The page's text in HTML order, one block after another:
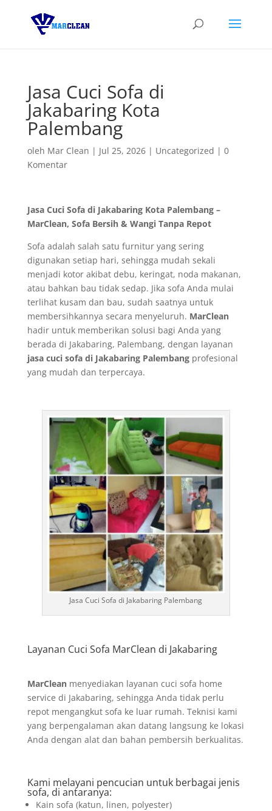
Jasa Cuci Sofa di
Jakabaring Kota
Palembang
oleh Mar Clean | Jul 25, 2026| Uncategorized | 0
Komentar
Jasa Cuci Sofa di Jakabaring Kota Palembang –
MarClean, Sofa Bersih & Wangi Tanpa Repot
Sofa adalah salah satu furnitur yang sering
digunakan setiap hari, sehingga mudah sekali
menjadi kotor akibat debu, keringat, noda makanan,
atau bahkan bau tidak sedap. Jika sofa Anda mulai
terlihat kusam dan bau, sudah saatnya untuk
membersihkannya secara menyeluruh. MarClean
hadir untuk memberikan solusi bagi Anda yang
berada di Jakabaring, Palembang, dengan layanan
jasa cuci sofa di Jakabaring Palembangprofesional
yang mudah dan terpercaya.
Jasa Cuci Sofa di Jakabaring Palembang
Layanan Cuci Sofa MarClean di Jakabaring
MarCleanmenyediakan layanan cuci sofa home
service di Jakabaring, sehingga Anda tidak perlu
repot mengangkut sofa ke luar rumah. Teknisi kami
yang berpengalaman akan datang langsung ke lokasi
Anda dengan alat dan bahan pembersih berkualitas.
Kami melayani pencucian untuk berbagai jenis
sofa, di antaranya:
Kain sofa (katun, linen, polyester)